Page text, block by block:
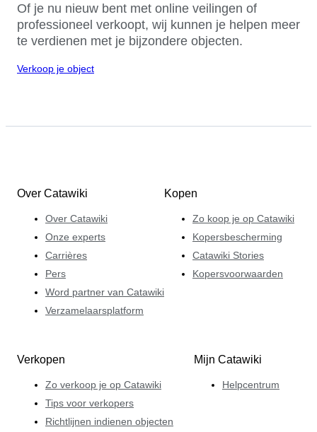
Of je nu nieuw bent met online veilingen of
professioneel verkoopt, wij kunnen je helpen meer
te verdienen met je bijzondere objecten.
Verkoop je object
Over Catawiki
Over Catawiki
Onze experts
Carrières
Pers
Word partner van Catawiki
Verzamelaarsplatform
Kopen
Zo koop je op Catawiki
Kopersbescherming
Catawiki Stories
Kopersvoorwaarden
Verkopen
Zo verkoop je op Catawiki
Tips voor verkopers
Richtlijnen indienen objecten
Mijn Catawiki
Helpcentrum